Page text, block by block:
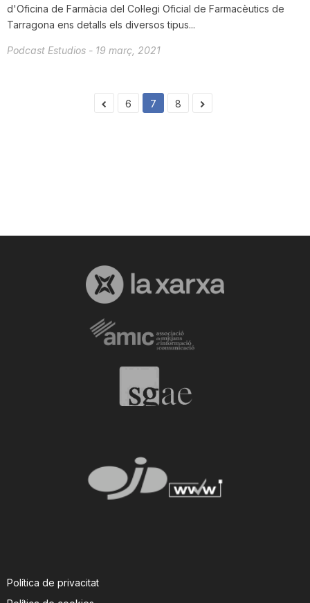
d'Oficina de Farmàcia del Col·legi Oficial de Farmacèutics de
Tarragona ens detalls els diversos tipus...
Podcast Estudios - 19 març, 2021
6 7 8
Política de privacitat